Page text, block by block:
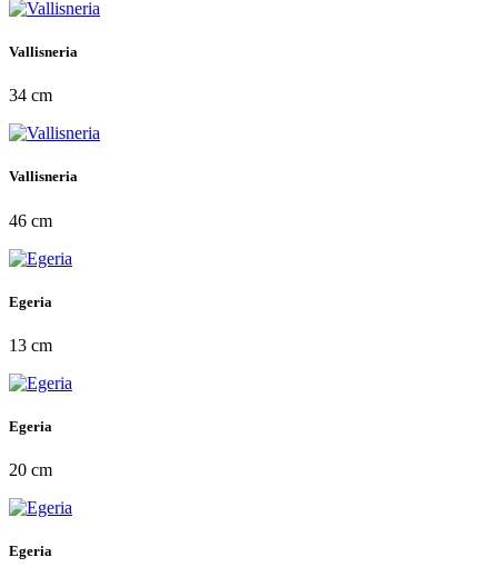
Vallisneria
34 cm
Vallisneria
46 cm
Egeria
13 cm
Egeria
20 cm
Egeria